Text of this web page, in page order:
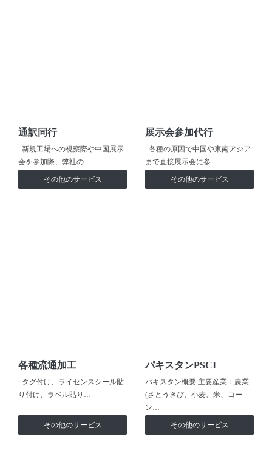
通訳同行
新規工場への視察際や中国展示
会を参加際、弊社の…
その他のサービス
展示会参加代行
各種の原因で中国や東南アジア
まで直接展示会に参…
その他のサービス
各種流通加工
タグ付け、ライセンスシール貼
り付け、ラベル貼り…
その他のサービス
パキスタンPSCI
パキスタン概要 主要産業：農業
(さとうきび、小麦、米、コー
ン…
その他のサービス